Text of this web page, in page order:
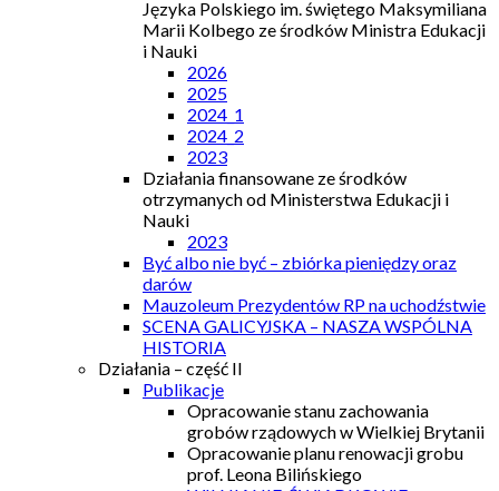
Języka Polskiego im. świętego Maksymiliana
Marii Kolbego ze środków Ministra Edukacji
i Nauki
2026
2025
2024_1
2024_2
2023
Działania finansowane ze środków
otrzymanych od Ministerstwa Edukacji i
Nauki
2023
Być albo nie być – zbiórka pieniędzy oraz
darów
Mauzoleum Prezydentów RP na uchodźstwie
SCENA GALICYJSKA – NASZA WSPÓLNA
HISTORIA
Działania – część II
Publikacje
Opracowanie stanu zachowania
grobów rządowych w Wielkiej Brytanii
Opracowanie planu renowacji grobu
prof. Leona Bilińskiego